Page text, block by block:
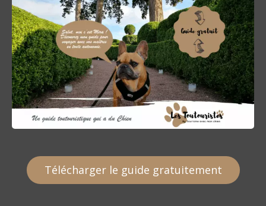
Télécharger le guide gratuitement